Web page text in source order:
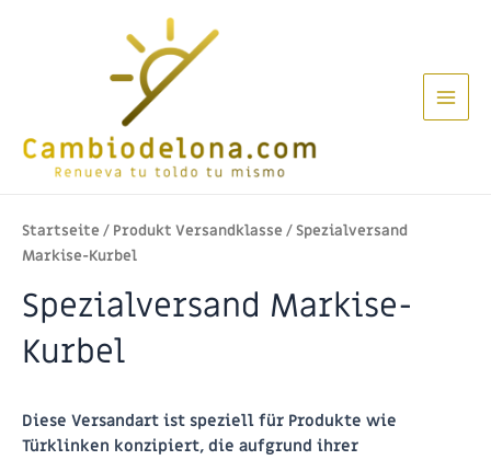
Main
Startseite / Produkt Versandklasse / Spezialversand
Markise-Kurbel
Spezialversand Markise-
Kurbel
Diese Versandart ist speziell für Produkte wie
Türklinken konzipiert, die aufgrund ihrer